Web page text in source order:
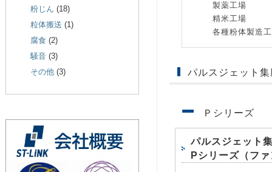
製薬工場
精米工場
各種粉体製造
パルスジェット
Ｐシリーズ
パルスジェット
Pシリーズ（フ
粉じん (18)
粒体搬送 (1)
腐食 (2)
騒音 (3)
その他 (3)